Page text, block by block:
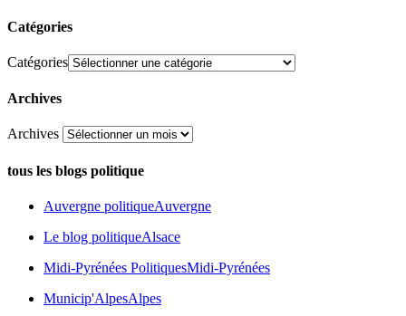
Catégories
Catégories
Archives
Archives
tous les blogs politique
Auvergne politiqueAuvergne
Le blog politiqueAlsace
Midi-Pyrénées PolitiquesMidi-Pyrénées
Municip'AlpesAlpes